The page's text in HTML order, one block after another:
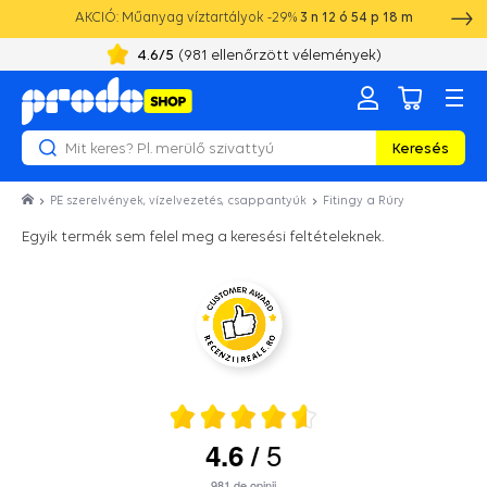
AKCIÓ: Műanyag víztartályok -29% 3 n 12 ó 54 p 18 m
4.6/5 (981 ellenőrzött vélemények)
Keresés
PE szerelvények, vízelvezetés, csappantyúk Fitingy a Rúry
Egyik termék sem felel meg a keresési feltételeknek.
4.6/5